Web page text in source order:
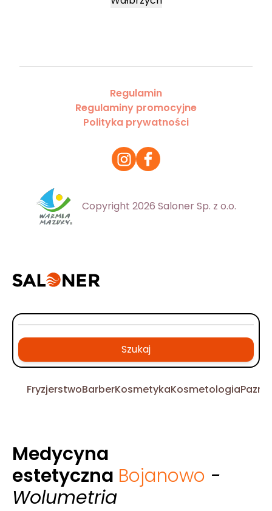
Regulamin
Regulaminy promocyjne
Polityka prywatności
Copyright 2026 Saloner Sp. z o.o.
Szukaj
FryzjerstwoBarberKosmetykaKosmetologia
Medycyna
estetyczna Bojanowo -
Wolumetria